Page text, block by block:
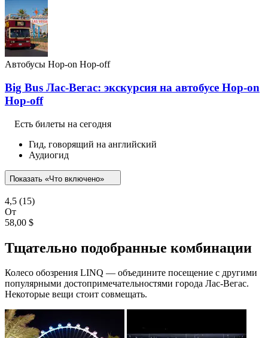
Автобусы Hop-on Hop-off
Big Bus Лас-Вегас: экскурсия на автобусе Hop-on
Hop-off
Есть билеты на сегодня
Гид, говорящий на английский
Аудиогид
Показать «Что включено»
4,5 (15)
От
58,00 $
Тщательно подобранные комбинации
Колесо обозрения LINQ — объедините посещение с другими
популярными достопримечательностями города Лас-Вегас.
Некоторые вещи стоит совмещать.